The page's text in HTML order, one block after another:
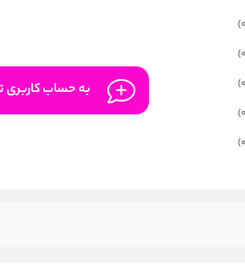
)
)
)
)
)
به حساب کاربری